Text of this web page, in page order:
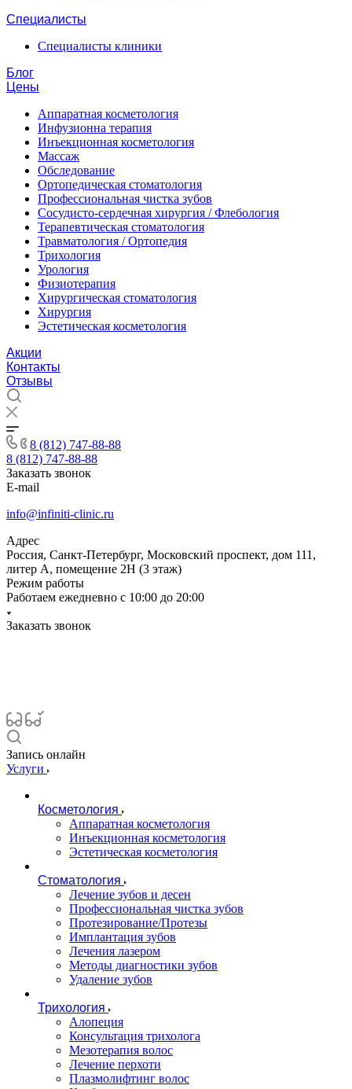
Специалисты
Специалисты клиники
Блог
Цены
Аппаратная косметология
Инфузионна терапия
Инъекционная косметология
Массаж
Обследование
Ортопедическая стоматология
Профессиональная чистка зубов
Сосудисто-сердечная хирургия / Флебология
Терапевтическая стоматология
Травматология / Ортопедия
Трихология
Урология
Физиотерапия
Хирургическая стоматология
Хирургия
Эстетическая косметология
Акции
Контакты
Отзывы
8 (812) 747-88-88
8 (812) 747-88-88
Заказать звонок
E-mail
info@infiniti-clinic.ru
Адрес
Россия, Санкт-Петербург, Московский проспект, дом 111,
литер А, помещение 2Н (3 этаж)
Режим работы
Работаем ежедневно с 10:00 до 20:00
Заказать звонок
Запись онлайн
Услуги
Косметология
Аппаратная косметология
Инъекционная косметология
Эстетическая косметология
Стоматология
Лечение зубов и десен
Профессиональная чистка зубов
Протезирование/Протезы
Имплантация зубов
Лечения лазером
Методы диагностики зубов
Удаление зубов
Трихология
Алопеция
Консультация трихолога
Мезотерапия волос
Лечение перхоти
Плазмолифтинг волос